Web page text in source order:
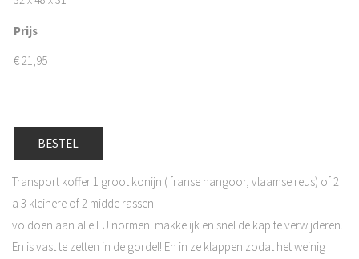
Prijs
€ 21,95
BESTEL
Transport koffer 1 groot konijn ( franse hangoor, vlaamse reus) of 2
a 3 kleinere of 2 midde rassen.
voldoen aan alle EU normen. makkelijk en snel de kap te verwijderen.
En is vast te zetten in de gordel! En in ze klappen zodat het weinig